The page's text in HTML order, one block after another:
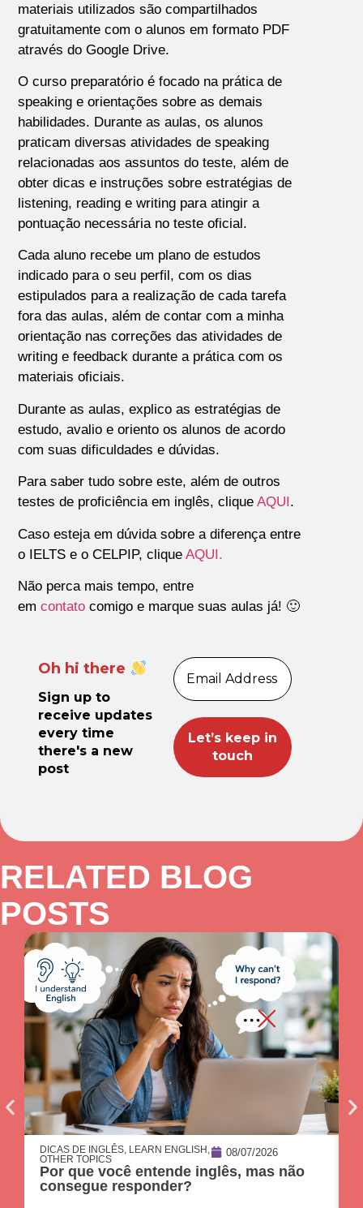
materiais utilizados são compartilhados
gratuitamente com o alunos em formato PDF
através do Google Drive.
O curso preparatório é focado na prática de
speaking e orientações sobre as demais
habilidades. Durante as aulas, os alunos
praticam diversas atividades de speaking
relacionadas aos assuntos do teste, além de
obter dicas e instruções sobre estratégias de
listening, reading e writing para atingir a
pontuação necessária no teste oficial.
Cada aluno recebe um plano de estudos
indicado para o seu perfil, com os dias
estipulados para a realização de cada tarefa
fora das aulas, além de contar com a minha
orientação nas correções das atividades de
writing e feedback durante a prática com os
materiais oficiais.
Durante as aulas, explico as estratégias de
estudo, avalio e oriento os alunos de acordo
com suas dificuldades e dúvidas.
Para saber tudo sobre este, além de outros
testes de proficiência em inglês, cliqueAQUI.
Caso esteja em dúvida sobre a diferença entre
o IELTS e o CELPIP, cliqueAQUI.
Não perca mais tempo, entre
emcontato comigo e marque suas aulas já! 🙂
Oh hi there
Sign up to
receive updates
every time
there's a new
post
RELATED BLOG
POSTS
DICAS DE INGLÊS, LEARN ENGLISH,
OTHER TOPICS
08/07/2026
Por que você entende inglês, mas não
consegue responder?